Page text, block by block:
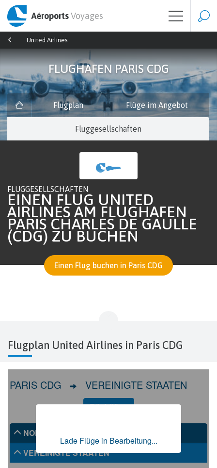
AéroportsVoyages
United Airlines
FLUGHAFEN PARIS CDG
Flugplan Flüge im Angebot
Fluggesellschaften
FLUGGESELLSCHAFTEN
EINEN FLUG UNITED
AIRLINES AM FLUGHAFEN
PARIS CHARLES DE GAULLE
(CDG) ZU BUCHEN
Einen Flug buchen in Paris CDG
Flugplan United Airlines in Paris CDG